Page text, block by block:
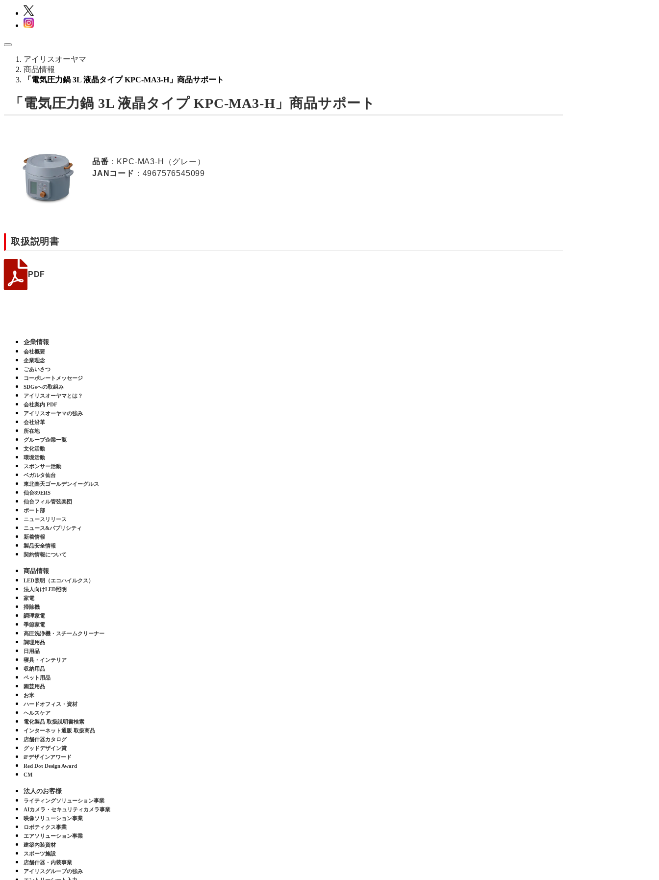
アイリスオーヤマ
商品情報
「電気圧力鍋 3L 液晶タイプ KPC-MA3-H」商品サポート
「電気圧力鍋 3L 液晶タイプ KPC-MA3-H」商品サポート
品番 ：KPC-MA3-H（グレー）
JANコード ：4967576545099
取扱説明書
PDF
企業情報
会社概要
企業理念
ごあいさつ
コーポレートメッセージ
SDGsへの取組み
アイリスオーヤマとは？
会社案内 PDF
アイリスオーヤマの強み
会社沿革
所在地
グループ企業一覧
文化活動
環境活動
スポンサー活動
ベガルタ仙台
東北楽天ゴールデンイーグルス
仙台89ERS
仙台フィル管弦楽団
ボート部
ニュースリリース
ニュース&パブリシティ
新着情報
製品安全情報
契約情報について
商品情報
LED照明（エコハイルクス）
法人向けLED照明
家電
掃除機
調理家電
季節家電
高圧洗浄機・スチームクリーナー
調理用品
日用品
寝具・インテリア
収納用品
ペット用品
園芸用品
お米
ハードオフィス・資材
ヘルスケア
電化製品 取扱説明書検索
インターネット通販 取扱商品
店舗什器カタログ
グッドデザイン賞
iFデザインアワード
Red Dot Design Award
CM
法人のお客様
ライティングソリューション事業
AIカメラ・セキュリティカメラ事業
映像ソリューション事業
ロボティクス事業
エアソリューション事業
建築内装資材
スポーツ施設
店舗什器・内装事業
アイリスグループの強み